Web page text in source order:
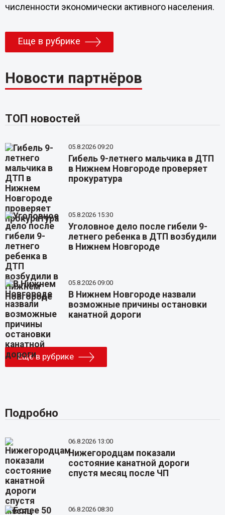
численности экономически активного населения.
Еще в рубрике
Новости партнёров
ТОП новостей
05.8.2026 09:20
Гибель 9-летнего мальчика в ДТП
в Нижнем Новгороде проверяет
прокуратура
05.8.2026 15:30
Уголовное дело после гибели 9-
летнего ребенка в ДТП возбудили
в Нижнем Новгороде
05.8.2026 09:00
В Нижнем Новгороде назвали
возможные причины остановки
канатной дороги
Еще в рубрике
Подробно
06.8.2026 13:00
Нижегородцам показали
состояние канатной дороги
спустя месяц после ЧП
06.8.2026 08:30